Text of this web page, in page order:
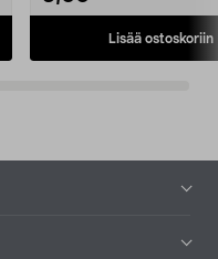
Lisää ostoskoriin